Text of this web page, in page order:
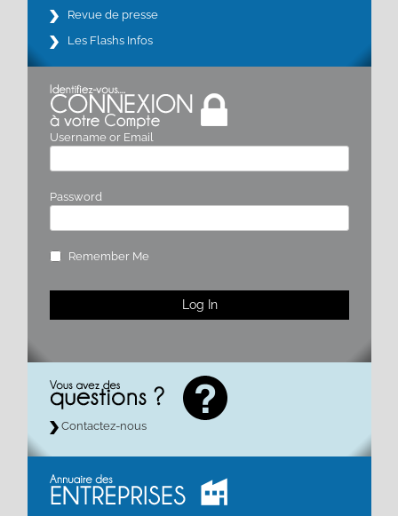
Revue de presse
Les Flashs Infos
Username or Email
Password
Remember Me
Contactez-nous